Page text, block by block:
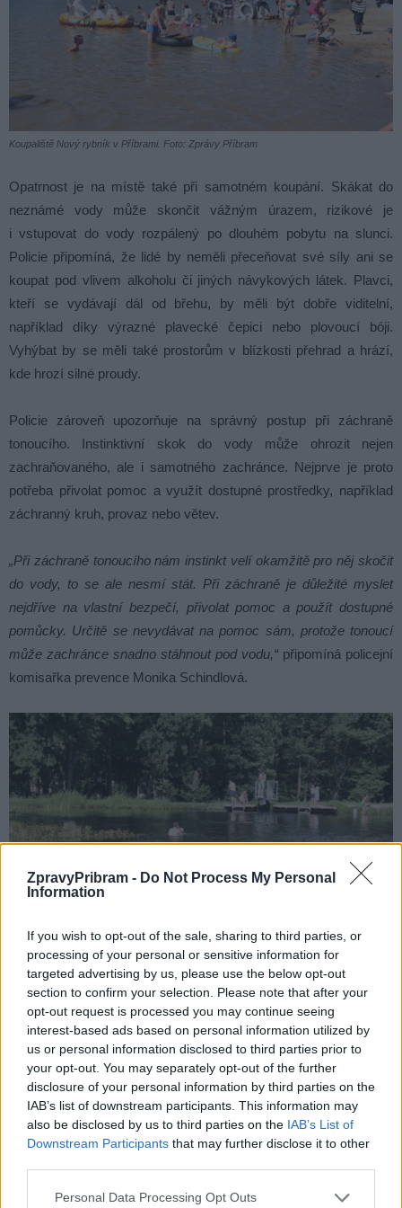
ZpravyPribram - Do Not Process My Personal
Information
If you wish to opt-out of the sale, sharing to third parties, or
processing of your personal or sensitive information for
targeted advertising by us, please use the below opt-out
section to confirm your selection. Please note that after your
opt-out request is processed you may continue seeing
interest-based ads based on personal information utilized by
us or personal information disclosed to third parties prior to
your opt-out. You may separately opt-out of the further
disclosure of your personal information by third parties on the
IAB’s list of downstream participants. This information may
also be disclosed by us to third parties on the IAB’s List of
Downstream Participants that may further disclose it to other
Personal Data Processing Opt Outs
Koupaliště Nový rybník v Příbrami. Foto: Zprávy Příbram
Opatrnost je na místě také při samotném koupání. Skákat do
neznámé vody může skončit vážným úrazem, rizikové je
i vstupovat do vody rozpálený po dlouhém pobytu na slunci.
Policie připomíná, že lidé by neměli přeceňovat své síly ani se
koupat pod vlivem alkoholu či jiných návykových látek. Plavci,
kteří se vydávají dál od břehu, by měli být dobře viditelní,
například díky výrazné plavecké čepici nebo plovoucí bóji.
Vyhýbat by se měli také prostorům v blízkosti přehrad a hrází,
kde hrozí silné proudy.
Policie zároveň upozorňuje na správný postup při záchraně
tonoucího. Instinktivní skok do vody může ohrozit nejen
zachraňovaného, ale i samotného zachránce. Nejprve je proto
potřeba přivolat pomoc a využít dostupné prostředky, například
záchranný kruh, provaz nebo větev.
„Při záchraně tonoucího nám instinkt velí okamžitě pro něj skočit
do vody, to se ale nesmí stát. Při záchraně je důležité myslet
nejdříve na vlastní bezpečí, přivolat pomoc a použít dostupné
pomůcky. Určitě se nevydávat na pomoc sám, protože tonoucí
může zachránce snadno stáhnout pod vodu,“ připomíná policejní
komisařka prevence Monika Schindlová.
Koupaliště v Jincích. Foto: Zprávy Příbram
Komentáře
policie